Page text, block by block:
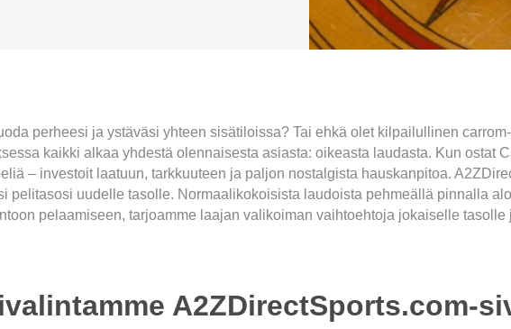
perheesi ja ystäväsi yhteen sisätiloissa? Tai ehkä olet kilpailullinen
kaikki alkaa yhdestä olennaisesta asiasta: oikeasta laudasta. Kun ostat
– investoit laatuun, tarkkuuteen ja paljon nostalgista hauskanpitoa.
pelitasosi uudelle tasolle. Normaalikokoisista laudoista pehmeällä pinnalla
pelaamiseen, tarjoamme laajan valikoiman vaihtoehtoja jokaiselle tasolle
A2ZDirectSports.com-